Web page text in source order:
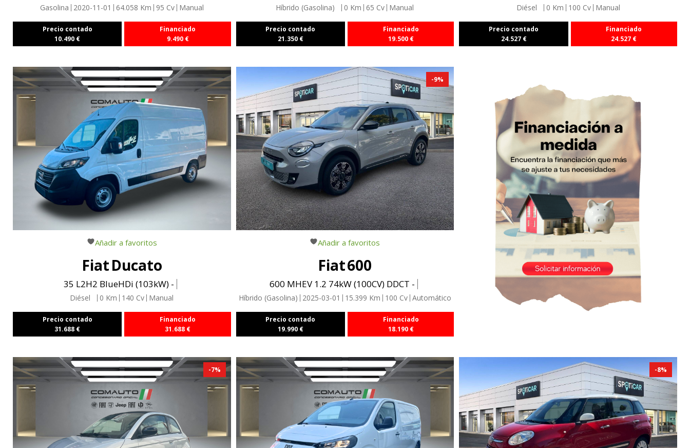
Gasolina 2020-11-01 64.058 Km 95 Cv Manual
Precio contado
10.490 €
Financiado
9.490€
Híbrido (Gasolina) 0 Km 65 Cv Manual
Precio contado
21.350€
Financiado
19.500€
Diésel 0 Km 100 Cv Manual
Precio contado
24.527€
Financiado
24.527 €
Añadir a favoritos
FiatDucato
35 L2H2 BlueHDi (103kW) -
Diésel 0 Km 140 Cv Manual
Precio contado
31.688 €
Financiado
31.688 €
-9%
Añadir a favoritos
Fiat600
600 MHEV 1.2 74kW (100CV) DDCT -
Híbrido (Gasolina) 2025-03-01 15.399 Km 100 Cv Automático
Precio contado
19.990€
Financiado
18.190€
-7% -8%